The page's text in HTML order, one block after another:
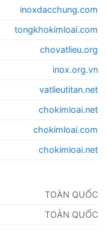
inoxdacchung.com
tongkhokimloai.com
chovatlieu.org
inox.org.vn
vatlieutitan.net
chokimloai.net
chokimloai.com
chokimloai.net
TOÀN QUỐC
TOÀN QUỐC